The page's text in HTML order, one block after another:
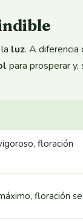
luz. A
para prosperar
floración
floración